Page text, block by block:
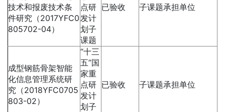
技术和报废技术条
件研究（2017YFC0
805702-04）
点研
发计
划子
课题
已验收 子课题承担单位
成型钢筋骨架智能
化信息管理系统研
究（2018YFC0705
803-02）
“十三
五”国
家重
点研
发计
划子
已验收 子课题承担单位